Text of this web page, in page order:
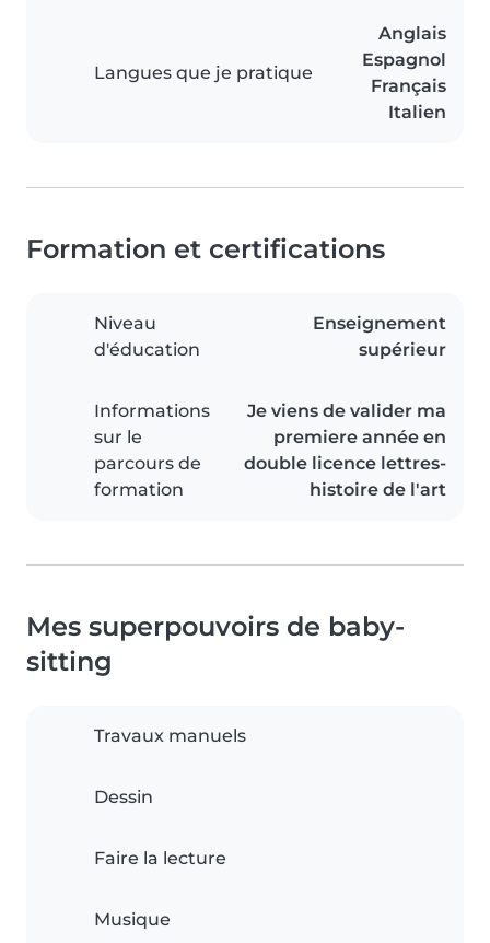
Langues que je pratique
Anglais
Espagnol
Français
Italien
Formation et certifications
Niveau
d'éducation
Enseignement
supérieur
Informations
sur le
parcours de
formation
Je viens de valider ma
premiere année en
double licence lettres-
histoire de l'art
Mes superpouvoirs de baby-
sitting
Travaux manuels
Dessin
Faire la lecture
Musique